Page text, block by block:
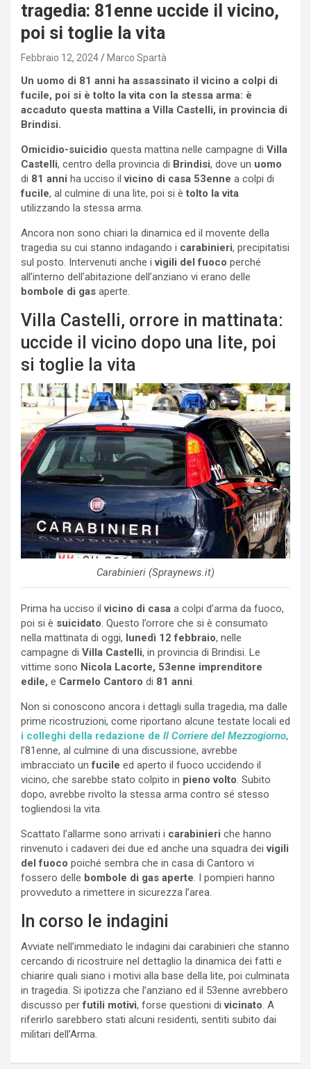
tragedia: 81enne uccide il vicino,
poi si toglie la vita
Febbraio 12, 2024 Marco Spartà
Un uomo di 81 anni ha assassinato il vicino a colpi di
fucile, poi si è tolto la vita con la stessa arma: è
accaduto questa mattina a Villa Castelli, in provincia di
Brindisi.
Omicidio-suicidio questa mattina nelle campagne di Villa
Castelli, centro della provincia di Brindisi, dove un uomo
di 81 anni ha ucciso ilvicino di casa 53enne a colpi di
fucile, al culmine di una lite, poi si ètolto la vita
utilizzando la stessa arma.
Ancora non sono chiari la dinamica ed il movente della
tragedia su cui stanno indagando i carabinieri, precipitatisi
sul posto. Intervenuti anche ivigili del fuoco perché
all’interno dell’abitazione dell’anziano vi erano delle
bombole di gas aperte.
Villa Castelli, orrore in mattinata:
uccide il vicino dopo una lite, poi
si toglie la vita
Carabinieri (Spraynews.it)
Prima ha ucciso ilvicino di casa a colpi d’arma da fuoco,
poi si è suicidato. Questo l’orrore che si è consumato
nella mattinata di oggi, lunedì 12 febbraio, nelle
campagne di Villa Castelli, in provincia di Brindisi. Le
vittime sono Nicola Lacorte, 53enne imprenditore
edile, e Carmelo Cantoro di 81 anni.
Non si conoscono ancora i dettagli sulla tragedia, ma dalle
prime ricostruzioni, come riportano alcune testate locali ed
i colleghi della redazione de Il Corriere del Mezzogiorno,
l’81enne, al culmine di una discussione, avrebbe
imbracciato unfucile ed aperto il fuoco uccidendo il
vicino, che sarebbe stato colpito in pieno volto. Subito
dopo, avrebbe rivolto la stessa arma contro sé stesso
togliendosi la vita.
Scattato l’allarme sono arrivati i carabinieri che hanno
rinvenuto i cadaveri dei due ed anche una squadra deivigili
del fuoco poiché sembra che in casa di Cantoro vi
fossero delle bombole di gas aperte. I pompieri hanno
provveduto a rimettere in sicurezza l’area.
In corso le indagini
Avviate nell’immediato le indagini dai carabinieri che stanno
cercando di ricostruire nel dettaglio la dinamica dei fatti e
chiarire quali siano i motivi alla base della lite, poi culminata
in tragedia. Si ipotizza che l’anziano ed il 53enne avrebbero
discusso perfutili motivi, forse questioni divicinato. A
riferirlo sarebbero stati alcuni residenti, sentiti subito dai
militari dell’Arma.